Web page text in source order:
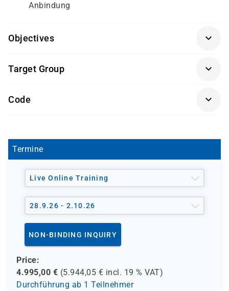
Anbindung
Objectives
Aufgaben, relationalen Datenbanken sowie
Target Group
professionell betreiben möchten. Auch geeignet für
Code
Termine
Live Online Training
28.9.26 - 2.10.26
NON-BINDING INQUIRY
Price:
4.995,00 € (5.944,05 € incl. 19 % VAT)
Durchführung ab 1 Teilnehmer